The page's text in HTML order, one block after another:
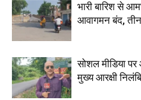
भारी बारिश से
आवागमन बंद, तीन
सोशल मीडिया
मुख्य आरक्षी